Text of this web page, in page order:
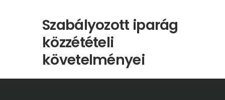
Szabályozott iparág
közzétételi
követelményei